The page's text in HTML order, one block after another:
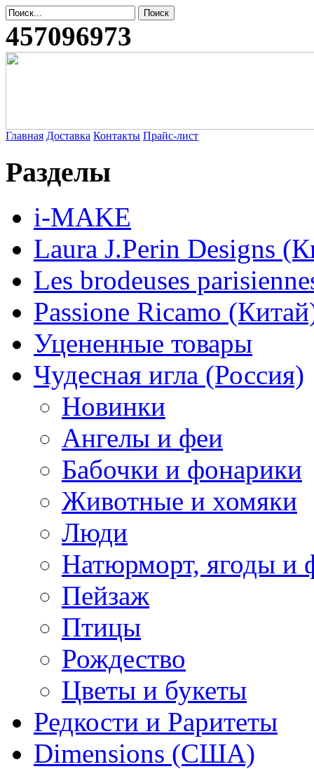
457096973
Главная Доставка Контакты Прайс-лист
Разделы
i-MAKE
Laura J.Perin Designs
Les brodeuses
Passione Ricamo
Уцененные товары
Чудесная игла (Россия)
Новинки
Ангелы и феи
Бабочки и фонарики
Животные и хомяки
Люди
Натюрморт, ягоды и
Пейзаж
Птицы
Рождество
Цветы и букеты
Редкости и Раритеты
Dimensions (США)